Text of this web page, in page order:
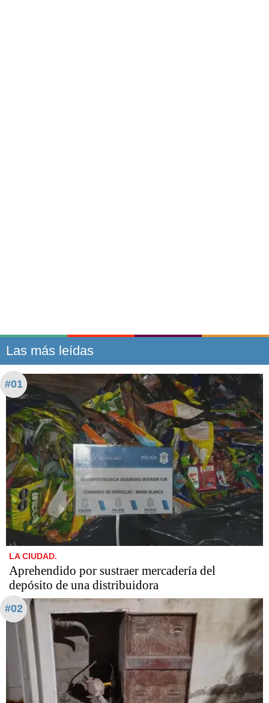
Las más leídas
#01
LA CIUDAD.
Aprehendido por sustraer mercadería del
depósito de una distribuidora
#02